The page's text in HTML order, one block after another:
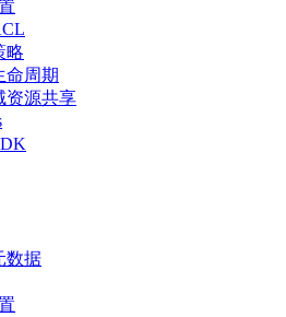
略
命周期
资源共享
数据